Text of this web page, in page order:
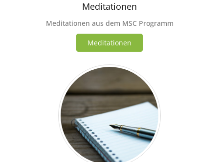
Meditationen
Meditationen aus dem MSC Programm
Meditationen